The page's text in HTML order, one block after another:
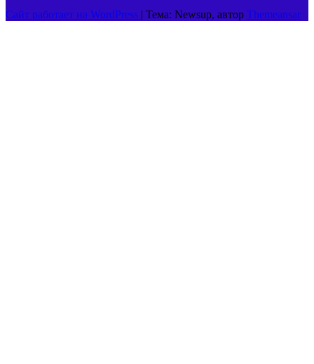
Сайт работает на WordPress | Тема: Newsup, автор Themeansar